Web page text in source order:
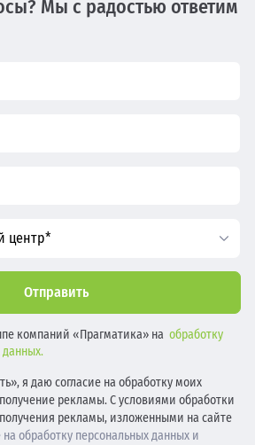
Мы с радостью ответим
центр*
Отправить
компаний «Прагматика» на обработку
я даю согласие на обработку моих
рекламы. С условиями обработки
рекламы, изложенными на сайте
на обработку персональных данных и